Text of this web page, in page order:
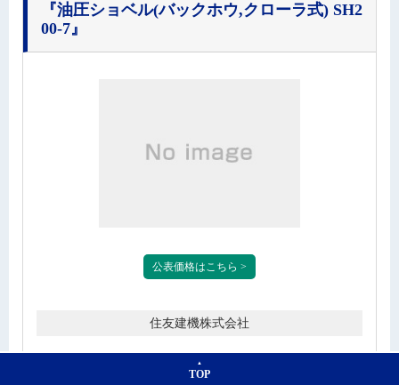
『油圧ショベル(バックホウ,クローラ式) SH2
00-7』
公表価格はこちら >
住友建機株式会社
建設機械機器
掲載誌：積算資料公表価格版2026年8月号 p.288
TOP